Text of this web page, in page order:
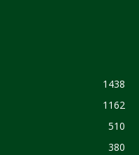
1438
1162
510
380